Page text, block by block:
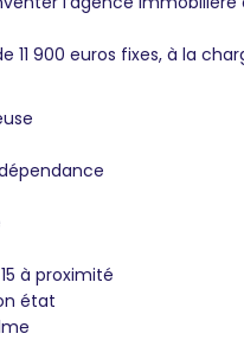
11 900 euros fixes, à la
à proximité
état